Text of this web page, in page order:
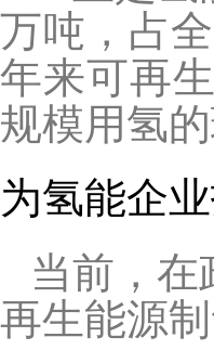
万吨，占
年来可再
规模用氢
为氢能企
当前，
再生能源制